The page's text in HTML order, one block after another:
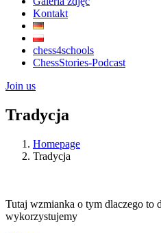
Kontakt
chess4schools
ChessStories-Podcast
Join us
Tradycja
Homepage
Tradycja
Tutaj wzmianka o tym dlaczego to
wykorzystujemy